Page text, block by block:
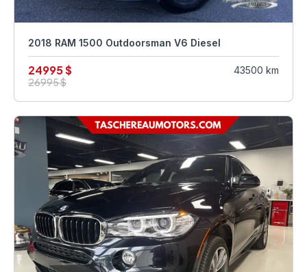
2018 RAM 1500 Outdoorsman V6 Diesel
24995 $
26995 $
43500 km